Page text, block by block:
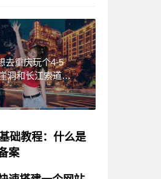
去重庆玩个4-5
洞和长江索道，
一份重庆旅游攻
用不要太高?
础教程：什么是
案
站备案?国家为了加强